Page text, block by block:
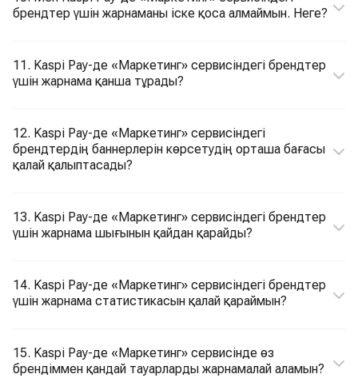
брендтер үшін жарнаманы іске қоса алмаймын. Неге?
11. Kaspi Pay-де «Маркетинг» сервисіндегі брендтер
үшін жарнама қанша тұрады?
12. Kaspi Pay-де «Маркетинг» сервисіндегі
брендтердің баннерлерін көрсетудің орташа бағасы
қалай қалыптасады?
13. Kaspi Pay-де «Маркетинг» сервисіндегі брендтер
үшін жарнама шығынын қайдан қарайды?
14. Kaspi Pay-де «Маркетинг» сервисіндегі брендтер
үшін жарнама статистикасын қалай қараймын?
15. Kaspi Pay-де «Маркетинг» сервисінде өз
брендіммен қандай тауарларды жарнамалай аламын?